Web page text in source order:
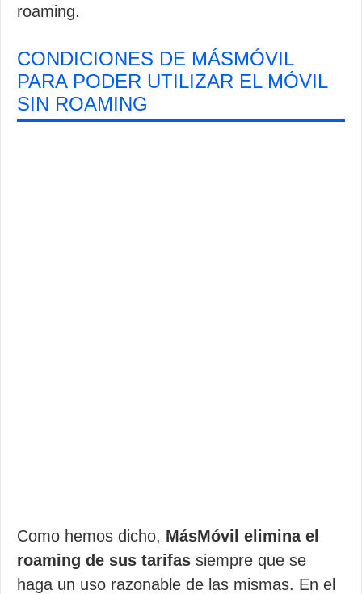
roaming.
CONDICIONES DE MÁSMÓVIL
PARA PODER UTILIZAR EL MÓVIL
SIN ROAMING
Como hemos dicho, MásMóvil elimina el
roaming de sus tarifas siempre que se
haga un uso razonable de las mismas. En el